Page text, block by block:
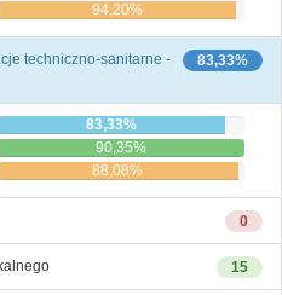
94,20%
83,33%
techniczno-sanitarne -
83,33%
90,35%
88,08%
0
15